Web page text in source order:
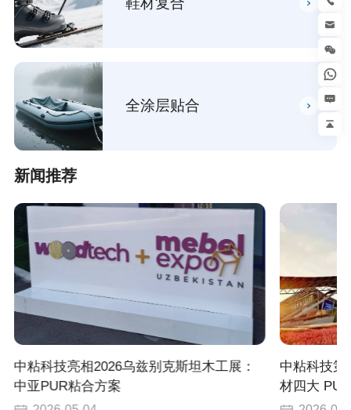
全涂层贴合
新闻推荐
中粘科技亮相2026乌兹别克斯坦木工展：
中亚PUR粘合方案
中粘科技第
材四大